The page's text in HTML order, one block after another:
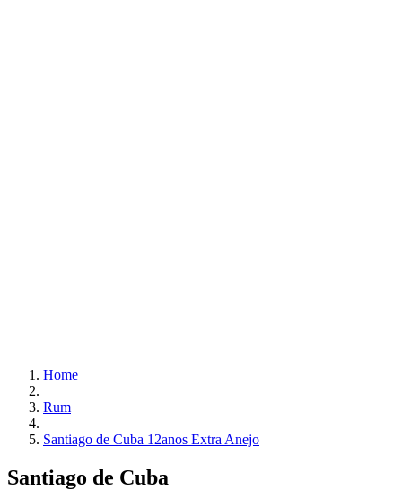
Home
Rum
Santiago de Cuba 12anos Extra Anejo
Santiago de Cuba